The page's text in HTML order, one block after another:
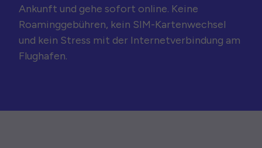
Ankunft und gehe sofort online. Keine
Roaminggebühren, kein SIM-Kartenwechsel
und kein Stress mit der Internetverbindung am
Flughafen.